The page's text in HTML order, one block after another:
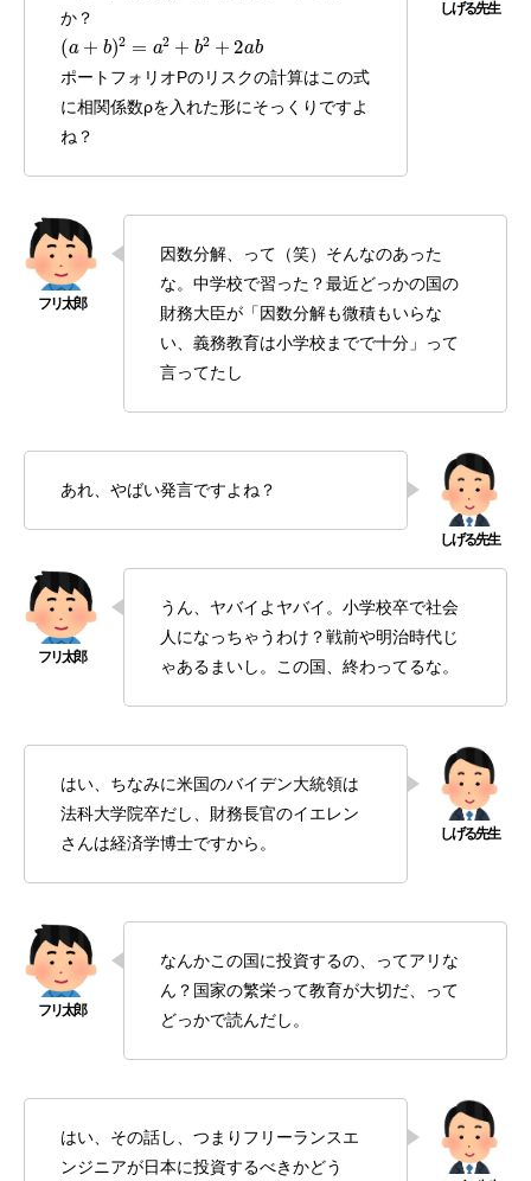
か？
( b ) 2= +b 2 +2a b
ポートフォリオPのリスクの計算はこの式
に相関係数ρを入れた形にそっくりですよ
ね？
因数分解、って（笑）そんなのあった
な。中学校で習った？最近どっかの国の
財務大臣が「因数分解も微積もいらな
い、義務教育は小学校までで十分」って
言ってたし
あれ、やばい発言ですよね？
うん、ヤバイよヤバイ。小学校卒で社会
人になっちゃうわけ？戦前や明治時代じ
ゃあるまいし。この国、終わってるな。
はい、ちなみに米国のバイデン大統領は
法科大学院卒だし、財務長官のイエレン
さんは経済学博士ですから。
なんかこの国に投資するの、ってアリな
ん？国家の繁栄って教育が大切だ、って
どっかで読んだし。
はい、その話し、つまりフリーランスエ
ンジニアが日本に投資するべきかどう